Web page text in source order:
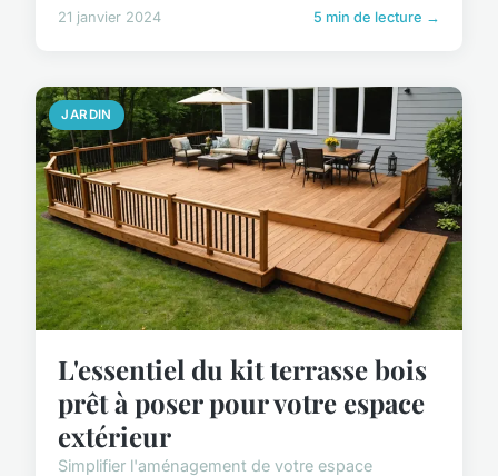
21 janvier 2024 5 min de lecture →
JARDIN
L'essentiel du kit terrasse bois
prêt à poser pour votre espace
extérieur
Simplifier l'aménagement de votre espace